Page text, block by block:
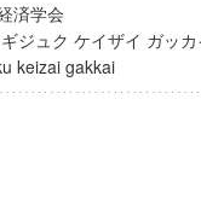
済学会
ギジュク ケイザイ ガ
keizai gakkai